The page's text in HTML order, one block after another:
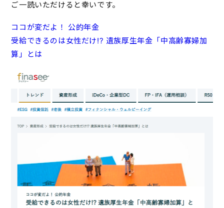
ご一読いただけると幸いです。
ココが変だよ！ 公的年金
受給できるのは女性だけ!? 遺族厚生年金「中高齢寡婦加
算」とは